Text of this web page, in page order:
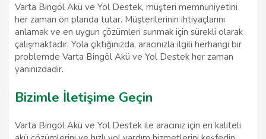
Varta Bingöl Akü ve Yol Destek, müşteri memnuniyetini
her zaman ön planda tutar. Müşterilerinin ihtiyaçlarını
anlamak ve en uygun çözümleri sunmak için sürekli olarak
çalışmaktadır. Yola çıktığınızda, aracınızla ilgili herhangi bir
problemde Varta Bingöl Akü ve Yol Destek her zaman
yanınızdadır.
Bizimle İletişime Geçin
Varta Bingöl Akü ve Yol Destek ile aracınız için en kaliteli